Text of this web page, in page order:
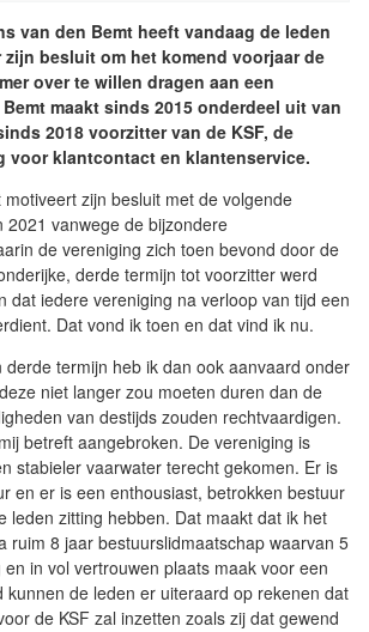
van den Bemt heeft vandaag de leden
besluit om het komend voorjaar de
over te willen dragen aan een
maakt sinds 2015 onderdeel uit van
2018 voorzitter van de KSF, de
voor klantcontact en klantenservice.
zijn besluit met de volgende
2021 vanwege de bijzondere
de vereniging zich toen bevond door de
derde termijn tot voorzitter werd
dat iedere vereniging na verloop van tijd een
Dat vond ik toen en dat vind ik nu.
derde termijn heb ik dan ook aanvaard onder
niet langer zou moeten duren dan de
van destijds zouden rechtvaardigen.
betreft aangebroken. De vereniging is
stabieler vaarwater terecht gekomen. Er is
en er is een enthousiast, betrokken bestuur
leden zitting hebben. Dat maakt dat ik het
ruim 8 jaar bestuurslidmaatschap waarvan 5
in vol vertrouwen plaats maak voor een
kunnen de leden er uiteraard op rekenen dat
de KSF zal inzetten zoals zij dat gewend